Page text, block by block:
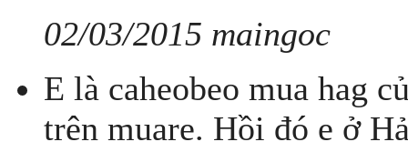
02/03/2015 maingoc
E là caheobeo mua hag
trên muare. Hồi đó e ở